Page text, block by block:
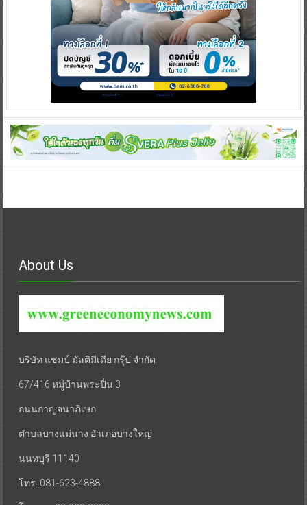
About Us
บริษัท แชมป์ มัลติมีเดีย กรุ๊ป จำกัด
67/416 หมู่บ้านพระปิ่น 3
ถนนกาญจนาภิเษก
ตำบลบางแม่นาง อำเภอบางใหญ่
นนทบุรี 11140
โทร. 081-623-4888